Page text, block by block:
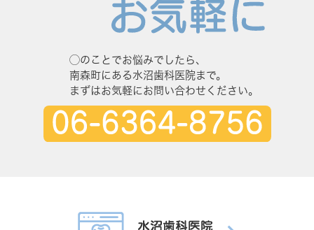
◯のことでお悩みでしたら、
南森町にある水沼歯科医院まで。
まずはお気軽にお問い合わせください。